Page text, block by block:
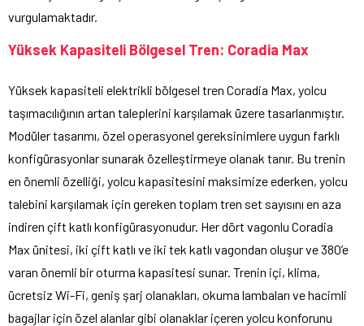
vurgulamaktadır.
Yüksek Kapasiteli Bölgesel Tren: Coradia Max
Yüksek kapasiteli elektrikli bölgesel tren Coradia Max, yolcu
taşımacılığının artan taleplerini karşılamak üzere tasarlanmıştır.
Modüler tasarımı, özel operasyonel gereksinimlere uygun farklı
konfigürasyonlar sunarak özelleştirmeye olanak tanır. Bu trenin
en önemli özelliği, yolcu kapasitesini maksimize ederken, yolcu
talebini karşılamak için gereken toplam tren set sayısını en aza
indiren çift katlı konfigürasyonudur. Her dört vagonlu Coradia
Max ünitesi, iki çift katlı ve iki tek katlı vagondan oluşur ve 380’e
varan önemli bir oturma kapasitesi sunar. Trenin içi, klima,
ücretsiz Wi-Fi, geniş şarj olanakları, okuma lambaları ve hacimli
bagajlar için özel alanlar gibi olanaklar içeren yolcu konforunu